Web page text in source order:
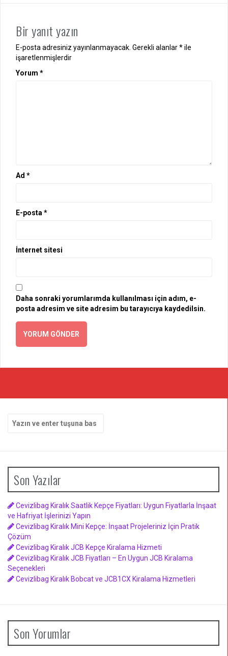
Bir yanıt yazın
E-posta adresiniz yayınlanmayacak. Gerekli alanlar*ile
işaretlenmişlerdir
Yorum *
Ad *
E-posta *
İnternet sitesi
Daha sonraki yorumlarımda kullanılması için adım, e-
posta adresim ve site adresim bu tarayıcıya kaydedilsin.
yap:
Son Yazılar
Cevizlibag Kiralık Saatlik Kepçe Fiyatları: Uygun Fiyatlarla İnşaat
ve Hafriyat İşlerinizi Yapın
Cevizlibag Kiralık Mini Kepçe: İnşaat Projeleriniz İçin Pratik
Çözüm
Cevizlibag Kiralık JCB Kepçe Kiralama Hizmeti
Cevizlibag Kiralık JCB Fiyatları – En Uygun JCB Kiralama
Seçenekleri
Cevizlibag Kiralık Bobcat ve JCB1CX Kiralama Hizmetleri
Son Yorumlar